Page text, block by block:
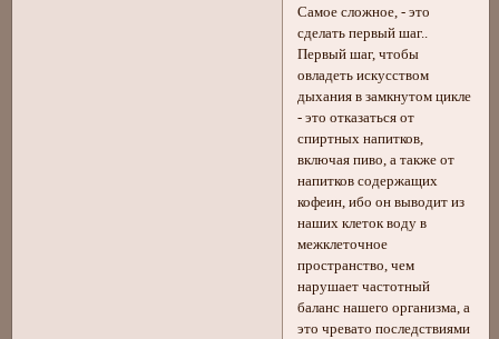
Самое сложное, - это
сделать первый шаг..
Первый шаг, чтобы
овладеть искусством
дыхания в замкнутом цикле
- это отказаться от
спиртных напитков,
включая пиво, а также от
напитков содержащих
кофеин, ибо он выводит из
наших клеток воду в
межклеточное
пространство, чем
нарушает частотный
баланс нашего организма, а
это чревато последствиями